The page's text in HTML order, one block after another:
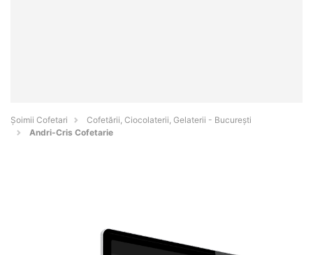
Șoimii Cofetari
Cofetării, Ciocolaterii, Gelaterii - Bucureşti
Andri-Cris Cofetarie